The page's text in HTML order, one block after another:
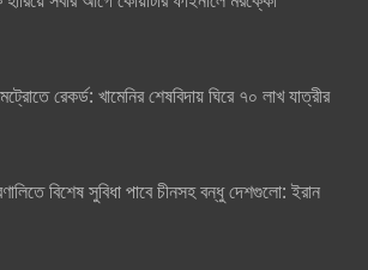
রেকর্ড: খামেনির শেষবিদায় ঘিরে ৭০ লাখ যাত্রীর
বিশেষ সুবিধা পাবে চীনসহ বন্ধু দেশগুলো: ইরান